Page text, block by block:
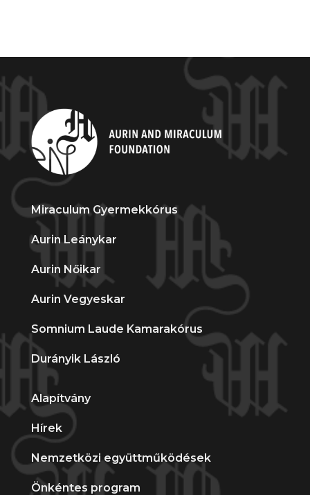
Miraculum Gyermekkórus
Aurin Leánykar
Aurin Nőikar
Aurin Vegyeskar
Somnium Laude Kamarakórus
Durányik László
Alapítvány
Hírek
Nemzetközi együttműködések
Önkéntes program